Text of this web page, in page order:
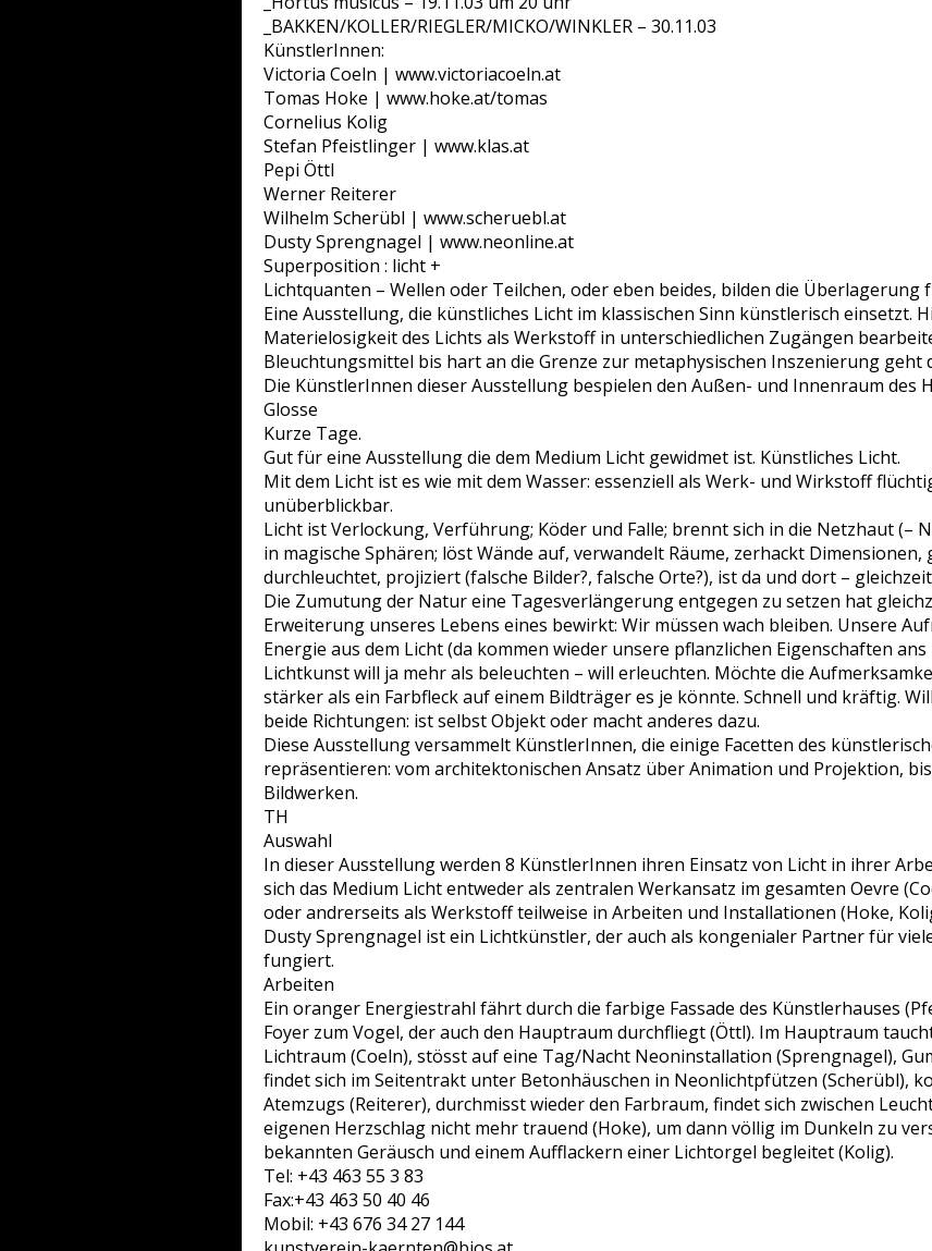
_BAKKEN/KOLLER/RIEGLER/MICKO/WINKLER – 30.11.03
KünstlerInnen:
Victoria Coeln | www.victoriacoeln.at
Tomas Hoke | www.hoke.at/tomas
Cornelius Kolig
Stefan Pfeistlinger | www.klas.at
Pepi Öttl
Werner Reiterer
Wilhelm Scherübl | www.scheruebl.at
Dusty Sprengnagel | www.neonline.at
Superposition : licht +
Lichtquanten – Wellen oder Teilchen, oder eben beides, bilden die Überlagerung
Eine Ausstellung, die künstliches Licht im klassischen Sinn künstlerisch einsetzt.
Materielosigkeit des Lichts als Werkstoff in unterschiedlichen Zugängen
Bleuchtungsmittel bis hart an die Grenze zur metaphysischen Inszenierung geht
Die KünstlerInnen dieser Ausstellung bespielen den Außen- und Innenraum des
Glosse
Kurze Tage.
Gut für eine Ausstellung die dem Medium Licht gewidmet ist. Künstliches Licht.
Mit dem Licht ist es wie mit dem Wasser: essenziell als Werk- und Wirkstoff
unüberblickbar.
Licht ist Verlockung, Verführung; Köder und Falle; brennt sich in die Netzhaut (–
in magische Sphären; löst Wände auf, verwandelt Räume, zerhackt
durchleuchtet, projiziert (falsche Bilder?, falsche Orte?), ist da und dort –
Die Zumutung der Natur eine Tagesverlängerung entgegen zu setzen hat
Erweiterung unseres Lebens eines bewirkt: Wir müssen wach bleiben. Unsere
Energie aus dem Licht (da kommen wieder unsere pflanzlichen Eigenschaften ans
Lichtkunst will ja mehr als beleuchten – will erleuchten. Möchte die
stärker als ein Farbfleck auf einem Bildträger es je könnte. Schnell und kräftig.
beide Richtungen: ist selbst Objekt oder macht anderes dazu.
Diese Ausstellung versammelt KünstlerInnen, die einige Facetten des
repräsentieren: vom architektonischen Ansatz über Animation und Projektion,
Bildwerken.
TH
Auswahl
In dieser Ausstellung werden 8 KünstlerInnen ihren Einsatz von Licht in ihrer
sich das Medium Licht entweder als zentralen Werkansatz im gesamten Oevre
oder andrerseits als Werkstoff teilweise in Arbeiten und Installationen (Hoke,
Dusty Sprengnagel ist ein Lichtkünstler, der auch als kongenialer Partner für
fungiert.
Arbeiten
Ein oranger Energiestrahl fährt durch die farbige Fassade des Künstlerhauses
Foyer zum Vogel, der auch den Hauptraum durchfliegt (Öttl). Im Hauptraum
Lichtraum (Coeln), stösst auf eine Tag/Nacht Neoninstallation (Sprengnagel),
findet sich im Seitentrakt unter Betonhäuschen in Neonlichtpfützen (Scherübl),
Atemzugs (Reiterer), durchmisst wieder den Farbraum, findet sich zwischen
eigenen Herzschlag nicht mehr trauend (Hoke), um dann völlig im Dunkeln zu
bekannten Geräusch und einem Aufflackern einer Lichtorgel begleitet (Kolig).
Tel: +43 463 55 3 83
Fax:+43 463 50 40 46
Mobil: +43 676 34 27 144